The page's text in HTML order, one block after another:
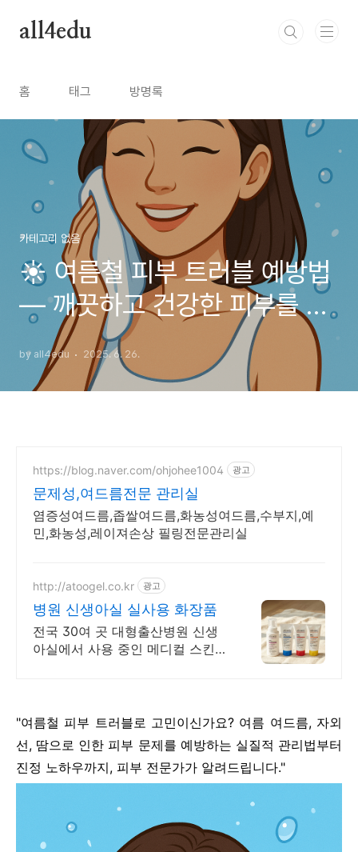
all4edu
홈 태그 방명록
카테고리 없음
☀️ 여름철 피부 트러블 예방법
— 깨끗하고 건강한 피부를 위
한 완벽 가이드
by all4edu 2025. 6. 26.
https://blog.naver.com/ohjohee1004 광고
문제성,여드름전문 관리실
염증성여드름,좁쌀여드름,화농성여드름,수부지,예
민,화농성,레이져손상 필링전문관리실
http://atoogel.co.kr 광고
병원 신생아실 실사용 화장품
전국 30여 곳 대형출산병원 신생
아실에서 사용 중인 메디컬 스킨케
"여름철 피부 트러블로 고민이신가요? 여름 여드름, 자외
선, 땀으로 인한 피부 문제를 예방하는 실질적 관리법부터
진정 노하우까지, 피부 전문가가 알려드립니다."